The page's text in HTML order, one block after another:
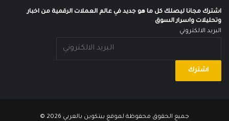
اشترك مجانا ليصلك كل ما هو جديد في عالم العملات الرقمية من اخبار
وتحليلات واسرار السوق
البريد الالكتروني
جميع الحقوق محفوظة لموقع بيتكوين بالعربي